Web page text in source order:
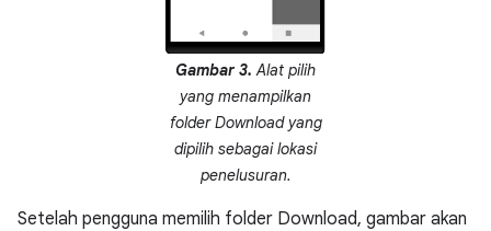
Gambar 3. Alat pilih
yang menampilkan
folder Download yang
dipilih sebagai lokasi
penelusuran.
Setelah pengguna memilih folder Download, gambar akan